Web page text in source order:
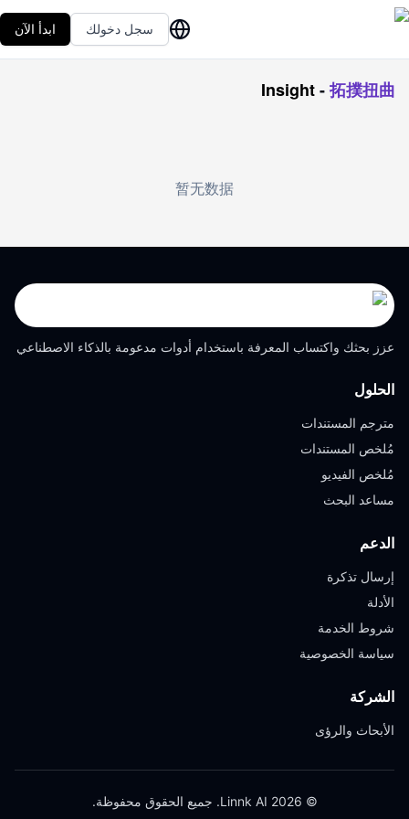
سجل دخولك ابدأ الآن
Insight-拓撲扭曲
暂无数据
عزز بحثك واكتساب المعرفة باستخدام أدوات مدعومة بالذكاء الاصطناعي
الحلول
مترجم المستندات
مُلخص المستندات
مُلخص الفيديو
مساعد البحث
الدعم
إرسال تذكرة
الأدلة
شروط الخدمة
سياسة الخصوصية
الشركة
الأبحاث والرؤى
© 2026 Linnk AI. جميع الحقوق محفوظة.